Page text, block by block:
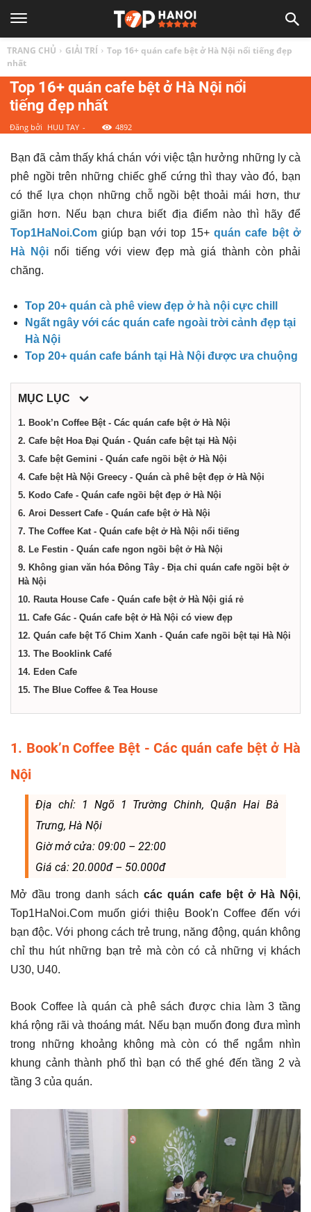
HÀ
|
Top
địa
điểm,
công
ty,
dịch
vụ
tại
Hà
Nội
TRANG CHỦ GIẢI TRÍ
Top 16+ quán cafe bệt ở Hà Nội nổi tiếng đẹp
nhất
Top 16+ quán cafe bệt ở Hà Nội nổi
tiếng đẹp nhất
Đăng bởi HUU TAY - 4892
Bạn đã cảm thấy khá chán với việc tận hưởng những ly cà
phê ngồi trên những chiếc ghế cứng thì thay vào đó, bạn
có thể lựa chọn những chỗ ngồi bệt thoải mái hơn, thư
giãn hơn. Nếu bạn chưa biết địa điểm nào thì hãy để
Top1HaNoi.Com giúp bạn với top 15+quán cafe bệt ở
Hà Nội nổi tiếng với view đẹp mà giá thành còn phải
chăng.
Top 20+ quán cà phê view đẹp ở hà nội cực chill
Ngất ngây với các quán cafe ngoài trời cảnh đẹp tại
Hà Nội
Top 20+ quán cafe bánh tại Hà Nội được ưa chuộng
MỤC LỤC
1. Book’n Coffee Bệt - Các quán cafe bệt ở Hà Nội
2. Cafe bệt Hoa Đại Quán - Quán cafe bệt tại Hà Nội
3. Cafe bệt Gemini - Quán cafe ngồi bệt ở Hà Nội
4. Cafe bệt Hà Nội Greecy - Quán cà phê bệt đẹp ở Hà Nội
5. Kodo Cafe - Quán cafe ngồi bệt đẹp ở Hà Nội
6. Aroi Dessert Cafe - Quán cafe bệt ở Hà Nội
7. The Coffee Kat - Quán cafe bệt ở Hà Nội nổi tiếng
8. Le Festin - Quán cafe ngon ngồi bệt ở Hà Nội
9. Không gian văn hóa Đông Tây - Địa chỉ quán cafe ngồi bệt ở
Hà Nội
10. Rauta House Cafe - Quán cafe bệt ở Hà Nội giá rẻ
11. Cafe Gác - Quán cafe bệt ở Hà Nội có view đẹp
12. Quán cafe bệt Tổ Chim Xanh - Quán cafe ngồi bệt tại Hà Nội
13. The Booklink Café
14. Eden Cafe
15. The Blue Coffee & Tea House
1. Book’n Coffee Bệt - Các quán cafe bệt ở Hà
Nội
Địa chỉ: 1 Ngõ 1 Trường Chinh, Quận Hai Bà
Trưng, Hà Nội
Giờ mở cửa: 09:00 – 22:00
Giá cả: 20.000đ – 50.000đ
Mở đầu trong danh sách các quán cafe bệt ở Hà Nội,
Top1HaNoi.Com muốn giới thiệu Book'n Coffee đến với
bạn độc. Với phong cách trẻ trung, năng động, quán không
chỉ thu hút những bạn trẻ mà còn có cả những vị khách
U30, U40.
Book Coffee là quán cà phê sách được chia làm 3 tầng
khá rộng rãi và thoáng mát. Nếu bạn muốn đong đưa mình
trong những khoảng không mà còn có thể ngắm nhìn
khung cảnh thành phố thì bạn có thể ghé đến tầng 2 và
tầng 3 của quán.